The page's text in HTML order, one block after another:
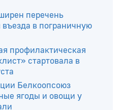
охоты на
8 августа, в
перечень
в пограничную